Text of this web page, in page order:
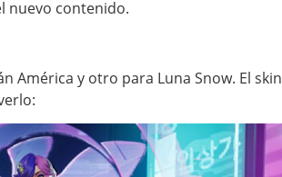
nuevo contenido.
América y otro para Luna Snow. El skin